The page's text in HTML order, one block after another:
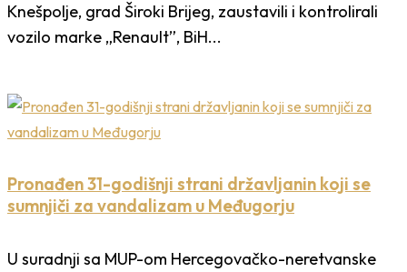
Knešpolje, grad Široki Brijeg, zaustavili i kontrolirali
vozilo marke „Renault”, BiH...
Pronađen 31-godišnji strani državljanin koji se
sumnjiči za vandalizam u Međugorju
U suradnji sa MUP-om Hercegovačko-neretvanske